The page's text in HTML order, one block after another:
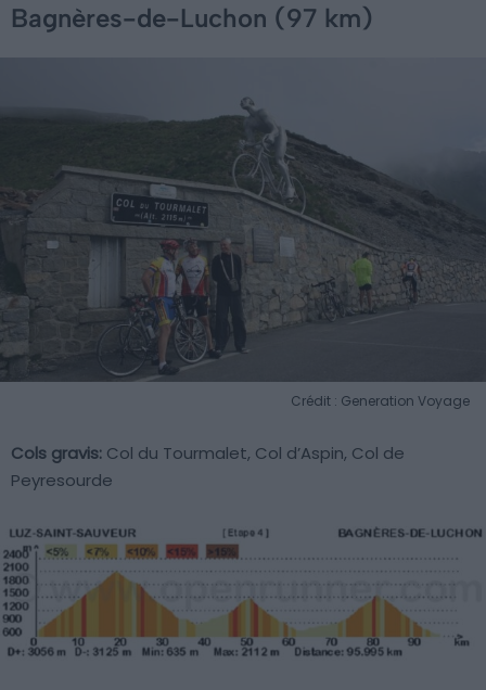
Bagnères-de-Luchon (97 km)
Crédit : Generation Voyage
Cols gravis: Col du Tourmalet, Col d’Aspin, Col de
Peyresourde